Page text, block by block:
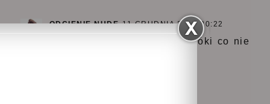
ODCIENIE NUDE 11 GRUDNIA 2014 20:22
Ja mam stalowe kuleczki i póki co nie